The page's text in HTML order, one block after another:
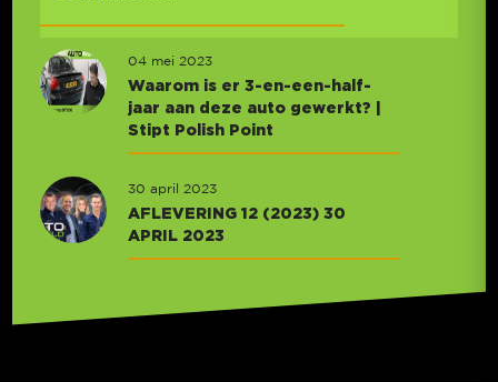
04 mei 2023
Waarom is er 3-en-een-half-
jaar aan deze auto gewerkt? |
Stipt Polish Point
30 april 2023
AFLEVERING 12 (2023) 30
APRIL 2023